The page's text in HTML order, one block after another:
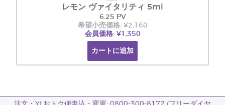
レモン ヴァイタリティ 5ml
6.25 PV
希望小売価格: ¥2,160
会員価格: ¥1,350
カートに追加